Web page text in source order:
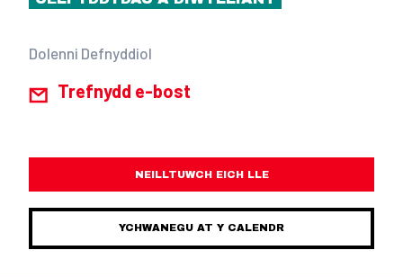
Dolenni Defnyddiol
Trefnydd e-bost
NEILLTUWCH EICH LLE
YCHWANEGU AT Y CALENDR